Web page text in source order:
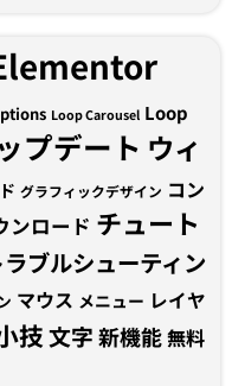
Loop Carousel Loop
プデート ウィ
グラフィックデザイン コン
ンロード チュート
ラブルシューティン
マウス メニュー レイヤ
技文字新機能無料